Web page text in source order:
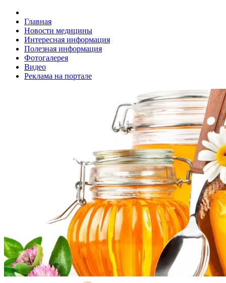
Главная
Новости медицины
Интересная информация
Полезная информация
Фотогалерея
Видео
Реклама на портале